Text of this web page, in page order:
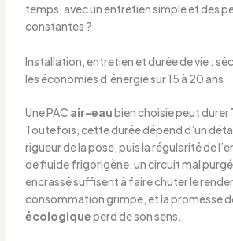
temps, avec un entretien simple et des
constantes ?
Installation, entretien et durée de vie :
les économies d’énergie sur 15 à 20 ans
Une PAC air-eaubien choisie peut durer
Toutefois, cette durée dépend d’un
rigueur de la pose, puis la régularité de
de fluide frigorigène, un circuit mal
encrassé suffisent à faire chuter le
consommation grimpe, et la promesse
écologiqueperd de son sens.